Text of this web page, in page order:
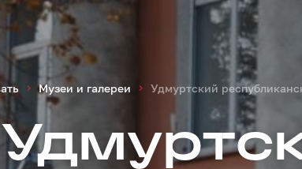
Музеи и галереи Удмуртский